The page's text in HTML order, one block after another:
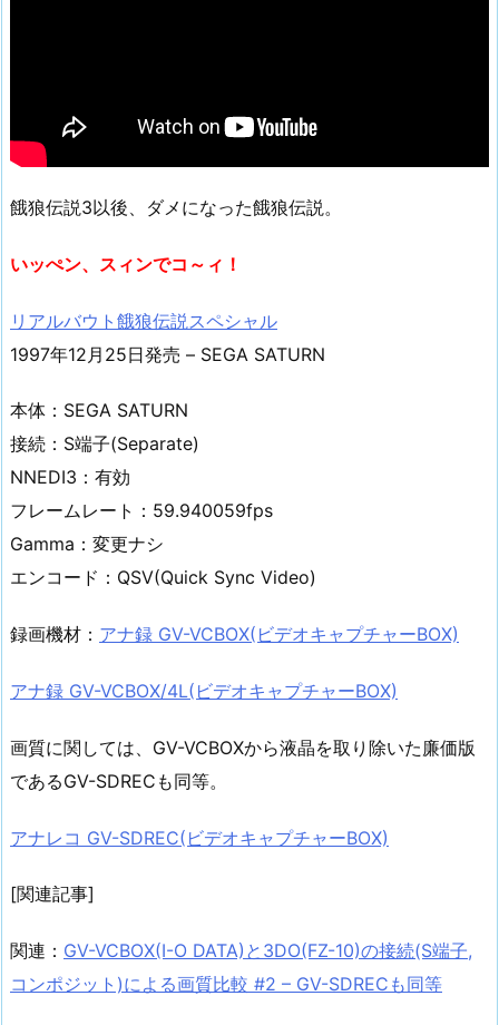
餓狼伝説3以後、ダメになった餓狼伝説。
いッぺン、スィンでコ～ィ！
リアルバウト餓狼伝説スペシャル
1997年12月25日発売 – SEGA SATURN
本体：SEGA SATURN
接続：S端子(Separate)
NNEDI3：有効
フレームレート：59.940059fps
Gamma：変更ナシ
エンコード：QSV(Quick Sync Video)
録画機材： アナ録 GV-VCBOX(ビデオキャプチャーBOX)
アナ録 GV-VCBOX/4L(ビデオキャプチャーBOX)
画質に関しては、GV-VCBOXから液晶を取り除いた廉価版
であるGV-SDRECも同等。
アナレコ GV-SDREC(ビデオキャプチャーBOX)
[関連記事]
関連： GV-VCBOX(I-O DATA)と3DO(FZ-10)の接続(S端子,
コンポジット)による画質比較 #2 – GV-SDRECも同等